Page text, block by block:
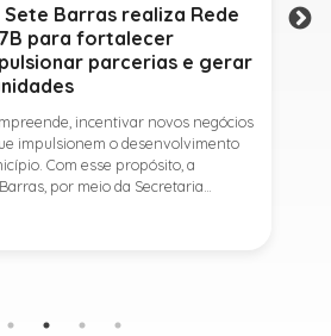
Barras realiza Rede
para fortalecer
parcerias e gerar
incentivar novos negócios
impulsionem o desenvolvimento
Com esse propósito, a
por meio da Secretaria
e Desenvolvimento Econômico,
terça-feira (11) a Rede de Negócios